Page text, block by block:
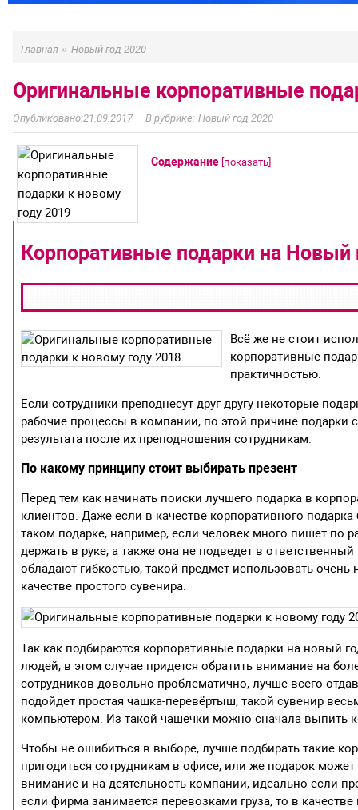
Главная » Новый год 2020
Оригинальные корпоративные
21.09.2017 Новый год 2020
Содержание [показать]
Корпоративные подарки на Новый
Всё же не стоит
корпоративные
практичностью.
Если сотрудники преподнесут друг другу некоторые
рабочие процессы в компании, по этой причине подарки
результата после их преподношения сотрудникам.
По какому принципу стоит выбирать презент
Перед тем как начинать поиски лучшего подарка в
клиентов. Даже если в качестве корпоративного
таком подарке, например, если человек много пишет по
держать в руке, а также она не подведет в
обладают гибкостью, такой предмет использовать
качестве простого сувенира.
Так как подбираются корпоративные подарки на новый
людей, в этом случае придется обратить внимание на
сотрудников довольно проблематично, лучше всего
подойдет простая чашка-перевёртыш, такой сувенир
компьютером. Из такой чашечки можно сначала выпить
Чтобы не ошибиться в выборе, лучше подбирать такие
пригодиться сотрудникам в офисе, или же подарок
внимание и на деятельность компании, идеально если
если фирма занимается перевозками груза, то в